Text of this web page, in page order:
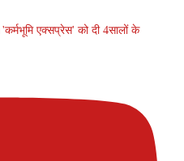
एक्सप्रेस' को दी 4सालों के